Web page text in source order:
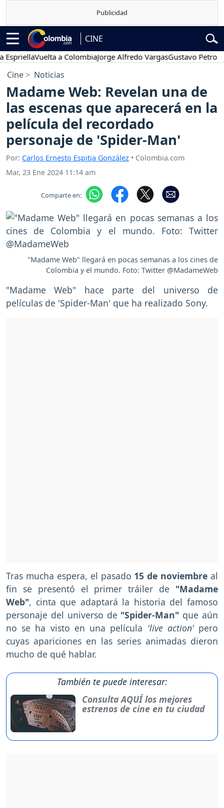
CINE
Vuelta a ColombiaJorge Alfredo VargasGustavo Petro
Cine Noticias
Madame Web: Revelan una de
las escenas que aparecerá en la
película del recordado
personaje de 'Spider-Man'
Por: Carlos Ernesto Espitia González • Colombia.com
Mar, 23 Ene 2024 11:14 am
Comparte en:
"Madame Web" llegará en pocas semanas a los cines de
Colombia y el mundo. Foto: Twitter @MadameWeb
"Madame Web" hace parte del universo de
películas de 'Spider-Man' que ha realizado Sony.
Tras mucha espera, el pasado 15 de noviembre al
fin se presentó el primer tráiler de "Madame
Web", cinta que adaptará la historia del famoso
personaje del universo de "Spider-Man" que aún
no se ha visto en una película 'live action'pero
cuyas apariciones en las series animadas dieron
mucho de qué hablar.
También te puede interesar:
Consulta AQUÍ los mejores
estrenos de cine en tu ciudad